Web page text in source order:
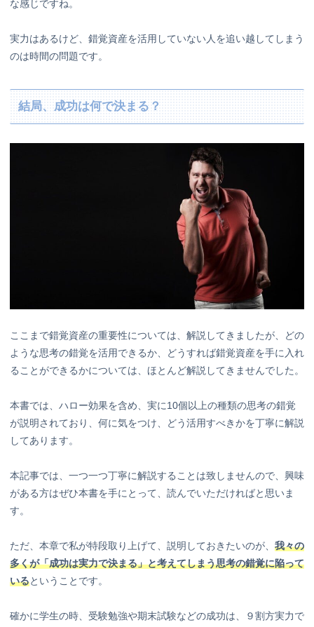
な感じですね。
実力はあるけど、錯覚資産を活用していない人を追い越してしまう
のは時間の問題です。
結局、成功は何で決まる？
ここまで錯覚資産の重要性については、解説してきましたが、どの
ような思考の錯覚を活用できるか、どうすれば錯覚資産を手に入れ
ることができるかについては、ほとんど解説してきませんでした。
本書では、ハロー効果を含め、実に10個以上の種類の思考の錯覚
が説明されており、何に気をつけ、どう活用すべきかを丁寧に解説
してあります。
本記事では、一つ一つ丁寧に解説することは致しませんので、興味
がある方はぜひ本書を手にとって、読んでいただければと思いま
す。
ただ、本章で私が特段取り上げて、説明しておきたいのが、 我々の
多くが「成功は実力で決まる」と考えてしまう思考の錯覚に陥って
いるということです。
確かに学生の時、受験勉強や期末試験などの成功は、９割方実力で